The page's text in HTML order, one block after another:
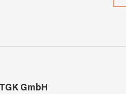
TGK GmbH